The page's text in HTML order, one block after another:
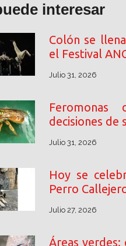
interesar
Colón se
el Festival
Julio 31, 2026
decisiones de
Julio 31, 2026
Hoy se
Perro
Julio 27, 2026
Áreas verdes: